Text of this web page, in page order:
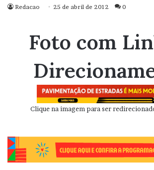
Redacao 25 de abril de 2012 0
Foto com
Clique na imagem para ser